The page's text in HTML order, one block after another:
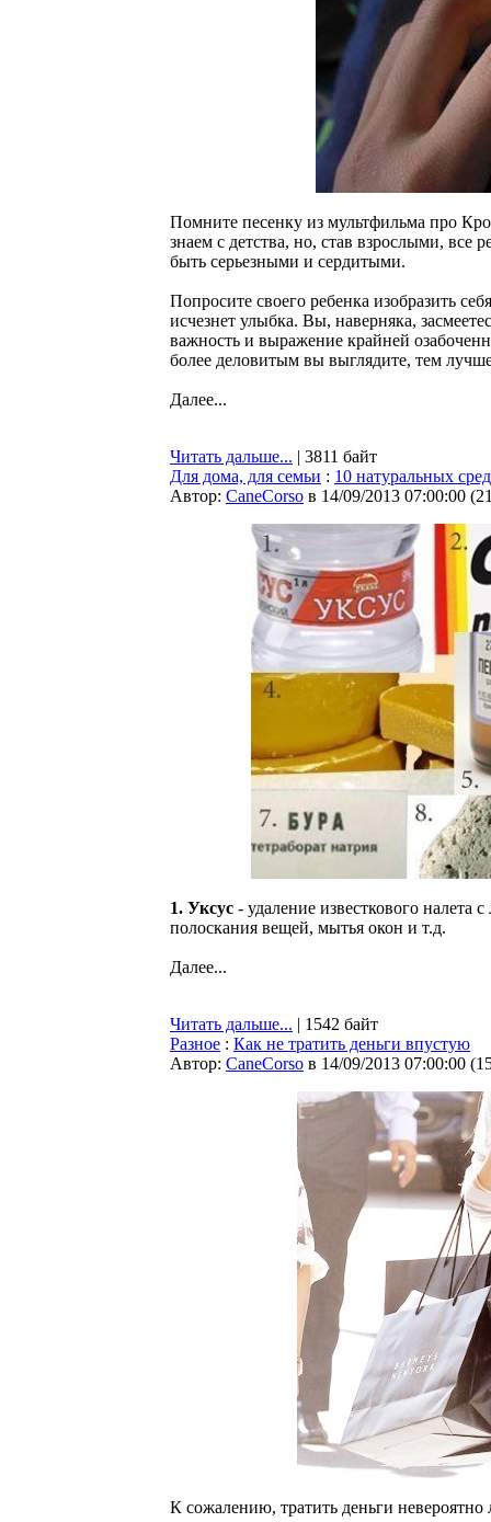
Помните песенку из мультфильма про
знаем с детства, но, став взрослыми,
быть серьезными и сердитыми.
Попросите своего ребенка изобразить
исчезнет улыбка. Вы, наверняка,
важность и выражение крайней
более деловитым вы выглядите, тем
Далее...
Читать дальше... | 3811 байт
Для дома, для семьи : 10 натуральных
Автор: CaneCorso в 14/09/2013 07:00:00 (
1. Уксус - удаление известкового
полоскания вещей, мытья окон и т.д.
Далее...
Читать дальше... | 1542 байт
Разное : Как не тратить деньги впустую
Автор: CaneCorso в 14/09/2013 07:00:00 (
К сожалению, тратить деньги невероятно